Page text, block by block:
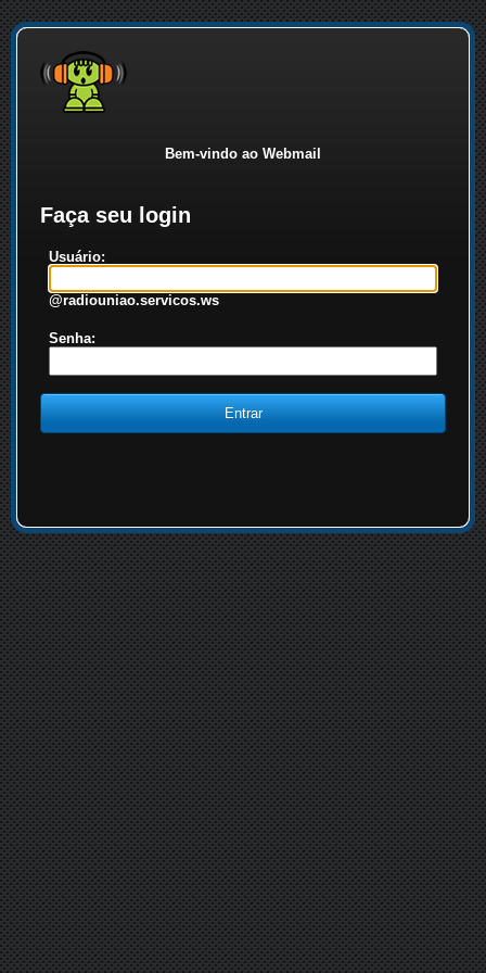
Bem-vindo ao Webmail
Faça seu login
Usuário:
@radiouniao.servicos.ws
Senha: